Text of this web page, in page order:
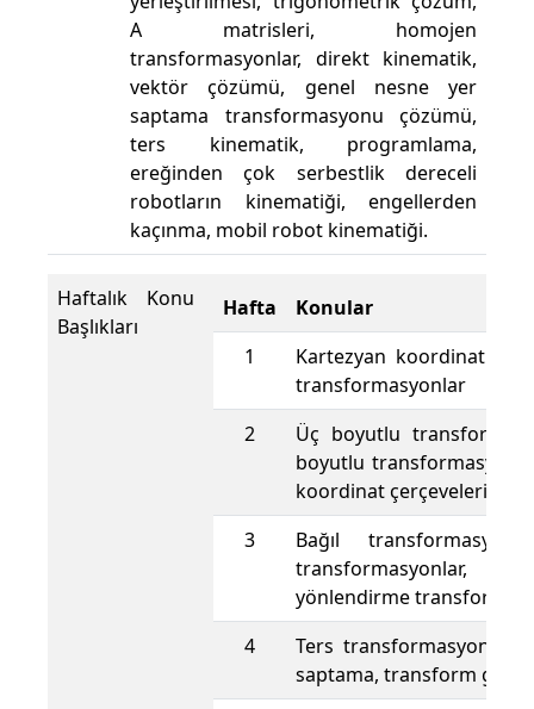
A matrisleri, homojen
transformasyonlar, direkt kinematik,
vektör çözümü, genel nesne yer
saptama transformasyonu çözümü,
ters kinematik, programlama,
ereğinden çok serbestlik dereceli
robotların kinematiği, engellerden
kaçınma, mobil robot kinematiği.
Haftalık Konu
Başlıkları
Hafta
Konular
1
Kartezyan koordinatlar,
transformasyonlar
2
Üç boyutlu
boyutlu transformasyon
koordinat çerçeveleri
3
Bağıl
yönlendirme
4
Ters transformasyonlar,
saptama, transform